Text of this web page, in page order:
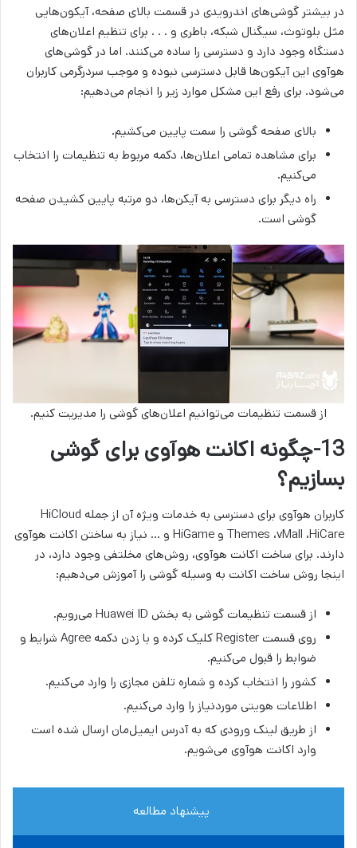
در بیشتر گوشی‌های اندرویدی در قسمت بالای صفحه، آیکون‌هایی
مثل بلوتوث، سیگنال شبکه، باطری و . . . برای تنظیم اعلان‌های
دستگاه وجود دارد و دسترسی را ساده می‌­کنند. اما در گوشی‌های
هوآوی این آیکون‌ها قابل دسترسی نبوده و موجب سردرگرمی کاربران
می‌شود. برای رفع این مشکل موارد زیر را انجام می‌دهیم:
بالای صفحه گوشی را سمت پایین می‌کشیم.
برای مشاهده تمامی اعلان‌ها، دکمه مربوط به تنظیمات را انتخاب
می‌کنیم.
راه دیگر برای دسترسی به آیکن‌ها، دو مرتبه پایین کشیدن صفحه
گوشی است.
از قسمت تنظیمات می‌­توانیم اعلان‌­های گوشی را مدیریت کنیم.
13-چگونه اکانت هوآوی برای گوشی
بسازیم؟
کاربران هوآوی برای دسترسی به خدمات ویژه آن از جمله HiCloud
Themes ،vMall ،HiCare و HiGame و … نیاز به ساختن اکانت هوآوی
دارند. برای ساخت اکانت هوآوی، روش‌های مخلتفی وجود دارد، در
اینجا روش ساخت اکانت به وسیله گوشی را آموزش می‌­دهیم:
از قسمت تنظیمات گوشی به بخش Huawei ID می‌رویم.
روی قسمت Register کلیک کرده و با زدن دکمه Agree شرایط و
ضوابط را قبول می‌کنیم.
کشور را انتخاب کرده و شماره تلفن مجازی را وارد می‌کنیم.
اطلاعات هویتی موردنیاز را وارد می‌کنیم.
از طریق لینک ورودی که به آدرس ایمیل‌مان ارسال شده است
وارد اکانت هوآوی می‌شویم.
پیشنهاد مطالعه